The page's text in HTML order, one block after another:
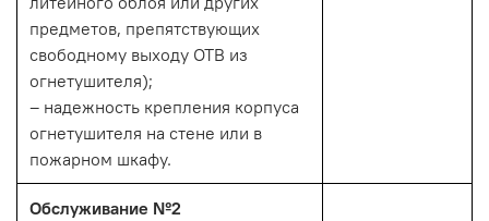
предметов, препятствующих
свободному выходу ОТВ из
огнетушителя);
– надежность крепления корпуса
огнетушителя на стене или в
пожарном шкафу.
Обслуживание №2